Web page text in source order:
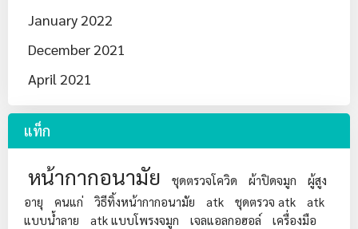
January 2022
December 2021
April 2021
แท็ก
หน้ากากอนามัย ชุดตรวจโควิด ผ้าปิดจมูก
ผู้สูง
อายุ
คนแก่ วิธีทิ้งหน้ากากอนามัย atk ชุดตรวจ atk
atk
แบบน้ำลาย
atk แบบโพรงจมูก เจลแอลกอฮอล์
เครื่องมือ